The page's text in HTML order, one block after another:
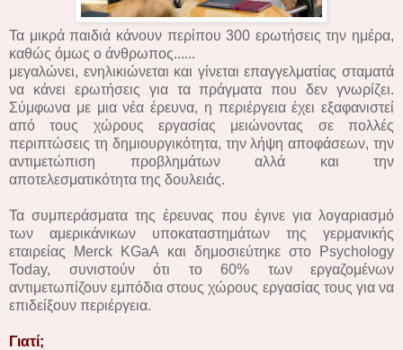
Τα μικρά παιδιά κάνουν περίπου 300 ερωτήσεις την ημέρα,
καθώς όμως ο άνθρωπος......
μεγαλώνει, ενηλικιώνεται και γίνεται επαγγελματίας σταματά
να κάνει ερωτήσεις για τα πράγματα που δεν γνωρίζει.
Σύμφωνα με μια νέα έρευνα, η περιέργεια έχει εξαφανιστεί
από τους χώρους εργασίας μειώνοντας σε πολλές
περιπτώσεις τη δημιουργικότητα, την λήψη αποφάσεων, την
αντιμετώπιση προβλημάτων αλλά και την
αποτελεσματικότητα της δουλειάς.
Τα συμπεράσματα της έρευνας που έγινε για λογαριασμό
των αμερικάνικων υποκαταστημάτων της γερμανικής
εταιρείας Merck KGaA και δημοσιεύτηκε στο Psychology
Today, συνιστούν ότι το 60% των εργαζομένων
αντιμετωπίζουν εμπόδια στους χώρους εργασίας τους για να
επιδείξουν περιέργεια.
Γιατί;